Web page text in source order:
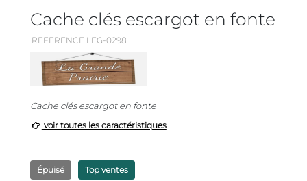
Cache clés escargot en fonte
REFERENCE LEG-0298
Cache clés escargot en fonte
voir toutes les caractéristiques
Épuisé Top ventes